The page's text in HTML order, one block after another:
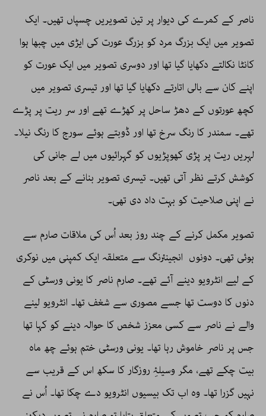
ناصر کے کمرے کی دیوار پر تین تصویریں چسپاں تھیں۔ ایک
تصویر میں ایک بزرگ مرد کو بزرگ عورت کی ایڑی میں چبھا ہوا
کانٹا نکالتے دکھایا گیا تھا اور دوسری تصویر میں ایک عورت کو
اپنے کان سے بالی اتارتے دکھایا گیا تھا اور تیسری تصویر میں
کچھ عورتوں کے دھڑ ساحل پر کھڑے تھے اور سر ریت پر پڑے
تھے۔ سمندر کا رنگ سرخ تھا اور ڈوبتے ہوئے سورج کا رنگ نیلا۔
لہریں ریت پر پڑی کھوپڑیوں کو گہرائیوں میں لے جانی کی
کوشش کرتے نظر آتی تھیں۔ تیسری تصویر بنانے کے بعد ناصر
نے اپنی صلاحیت کو بہت داد دی تھی۔
تصویر مکمل کرنے کے چند روز بعد اُس کی ملاقات صارم سے
ہوئی تھی۔ دونوں انجینئرنگ سے متعلقہ ایک کمپنی میں نوکری
کے لیے انٹرویو دینے آئے تھے۔ صارم ناصر کا یونی ورسٹی کے
دنوں کا دوست تھا جسے مصوری سے شغف تھا۔ انٹرویو لینے
والے نے ناصر سے کسی معزز شخص کا حوالہ دینے کو کہا تھا
جس پر ناصر خاموش رہا تھا۔ یونی ورسٹی ختم ہوئے چھ ماہ
بیت چکے تھے، مگر وسیلۂِ روزگار کا سکھ اس کے قریب سے
نہیں گزرا تھا۔ وہ اب تک بیسیوں انٹرویو دے چکا تھا۔ اُس نے